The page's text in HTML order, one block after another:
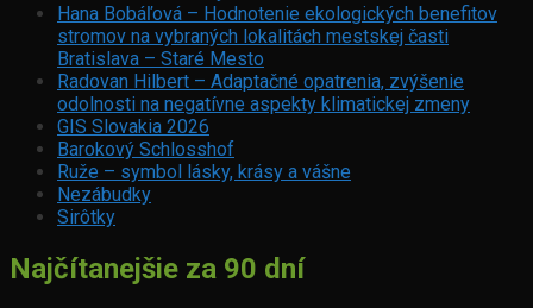
Hana Bobáľová – Hodnotenie ekologických benefitov
stromov na vybraných lokalitách mestskej časti
Bratislava – Staré Mesto
Radovan Hilbert – Adaptačné opatrenia, zvýšenie
odolnosti na negatívne aspekty klimatickej zmeny
GIS Slovakia 2026
Barokový Schlosshof
Ruže – symbol lásky, krásy a vášne
Nezábudky
Sirôtky
Najčítanejšie za 90 dní